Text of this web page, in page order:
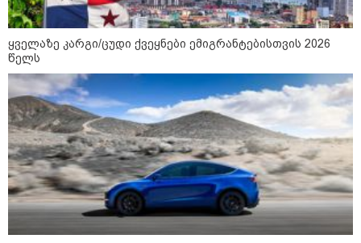
12:20 / 04-08-2026
"როცა კანონიკიდან
მიგვაჩნია, რომ ადამიანის
გასვენება ტაძრიდან არ მოხდეს,
ეს მგლოვიარეს ისეთი
სიყვარულითა უნდა ავუხსნათ,
რომ შფოთვა არ დაიბადოს" -
დედა სიდონია
16:02 / 03-08-2026
"15 წლის წინ ჩადენილი
დანაშაული, 5-ჯერ შეცვლილი
მოსამართლე, 4-ჯერ თავიდან
დაწყებული საქმე... მადლობა
პროკურატურას, მათ გარეშე ეს
შედეგი არ დადგებოდა" - ქეთა
ყველაზე კარგი/ცუდი ქვეყნები ემიგრანტებისთვის 2026
წელს